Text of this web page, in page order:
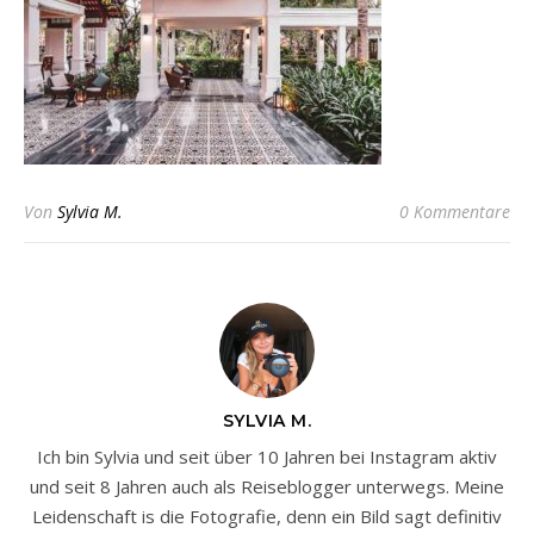
Von Sylvia M. 0 Kommentare
SYLVIA M.
Ich bin Sylvia und seit über 10 Jahren bei Instagram aktiv
und seit 8 Jahren auch als Reiseblogger unterwegs. Meine
Leidenschaft is die Fotografie, denn ein Bild sagt definitiv